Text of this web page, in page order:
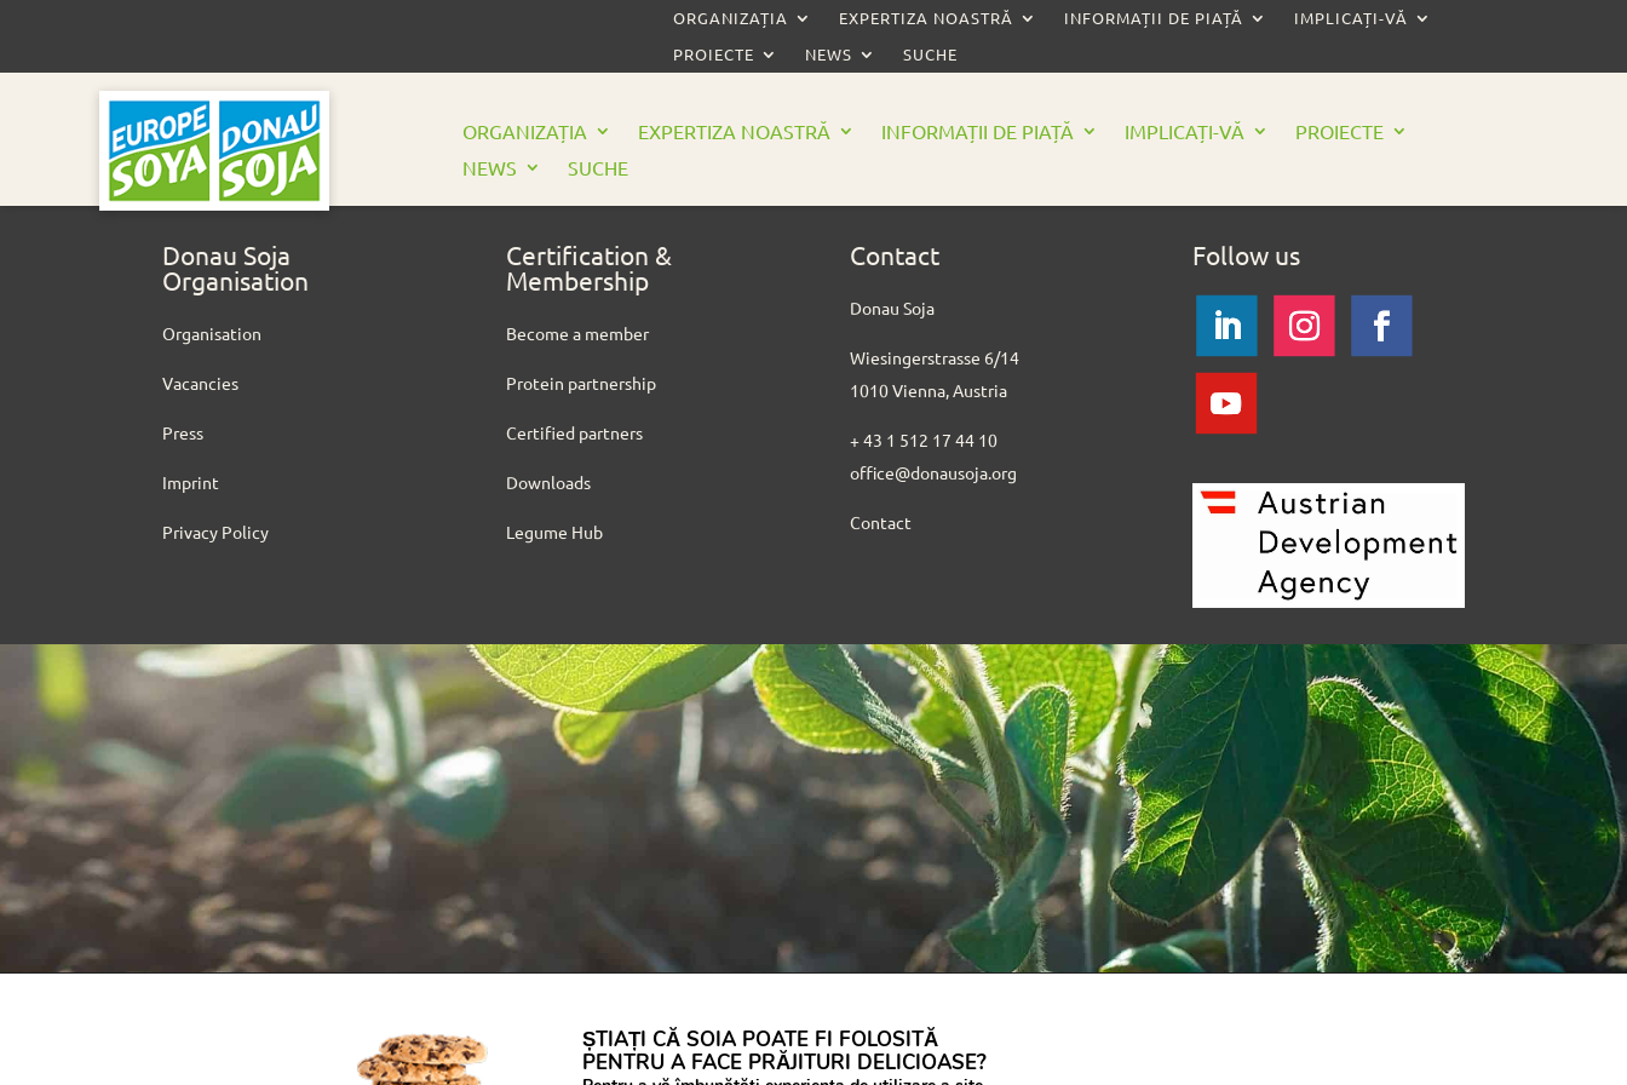
ORGANIZAȚIA EXPERTIZA NOASTRĂ INFORMAȚII DE PIAȚĂ
IMPLICAȚI-VĂ
PROIECTE
NEWS SUCHE
ORGANIZAȚIA EXPERTIZA NOASTRĂ INFORMAȚII DE PIAȚĂ IMPLICAȚI-VĂ
PROIECTE
NEWS
SUCHE
Donau Soja
Organisation
Organisation
Vacancies
Press
Imprint
Privacy Policy
Certification &
Membership
Become a member
Protein partnership
Certified partners
Downloads
Legume Hub
Contact
Donau Soja
Wiesingerstrasse 6/14
1010 Vienna, Austria
+ 43 1 512 17 44 10
office@donausoja.org
Contact
Follow us
ȘTIAȚI CĂ SOIA POATE FI FOLOSITĂ
PENTRU A FACE PRĂJITURI DELICIOASE?